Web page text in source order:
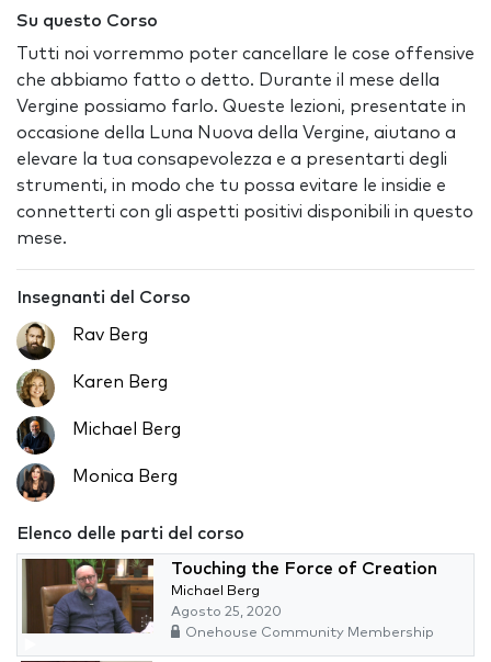
Su questo Corso
Tutti noi vorremmo poter cancellare le cose offensive
che abbiamo fatto o detto. Durante il mese della
Vergine possiamo farlo. Queste lezioni, presentate in
occasione della Luna Nuova della Vergine, aiutano a
elevare la tua consapevolezza e a presentarti degli
strumenti, in modo che tu possa evitare le insidie e
connetterti con gli aspetti positivi disponibili in questo
mese.
Insegnanti del Corso
Rav Berg
Karen Berg
Michael Berg
Monica Berg
Elenco delle parti del corso
Touching the Force of Creation
Michael Berg
Agosto 25, 2020
Onehouse Community Membership